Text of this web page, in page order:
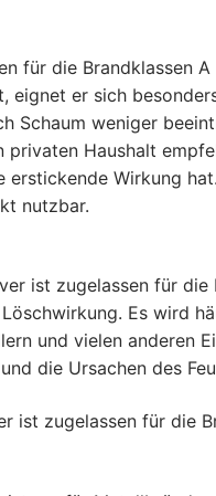
für die Brandklassen
eignet er sich
Schaum weniger
privaten Haushalt
erstickende Wirkung
nutzbar.
ist zugelassen für
Es wird
und vielen anderen
die Ursachen des
ist zugelassen für die